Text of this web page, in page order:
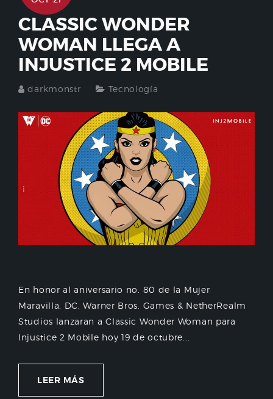
CLASSIC WONDER
WOMAN LLEGA A
INJUSTICE 2 MOBILE
darkmonstr Tecnología
En honor al aniversario no. 80 de la Mujer
Maravilla, DC, Warner Bros. Games & NetherRealm
Studios lanzaran a Classic Wonder Woman para
Injustice 2 Mobile hoy 19 de octubre...
LEER MÁS